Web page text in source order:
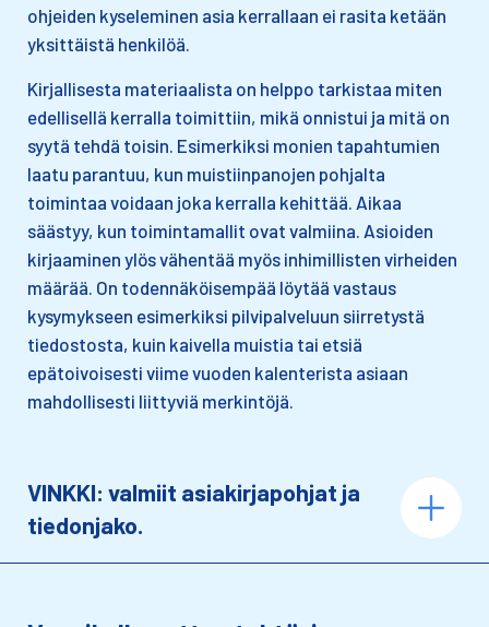
ohjeiden kyseleminen asia kerrallaan ei rasita ketään
yksittäistä henkilöä.
Kirjallisesta materiaalista on helppo tarkistaa miten
edellisellä kerralla toimittiin, mikä onnistui ja mitä on
syytä tehdä toisin. Esimerkiksi monien tapahtumien
laatu parantuu, kun muistiinpanojen pohjalta
toimintaa voidaan joka kerralla kehittää. Aikaa
säästyy, kun toimintamallit ovat valmiina. Asioiden
kirjaaminen ylös vähentää myös inhimillisten virheiden
määrää. On todennäköisempää löytää vastaus
kysymykseen esimerkiksi pilvipalveluun siirretystä
tiedostosta, kuin kaivella muistia tai etsiä
epätoivoisesti viime vuoden kalenterista asiaan
mahdollisesti liittyviä merkintöjä.
VINKKI: valmiit asiakirjapohjat ja
tiedonjako.